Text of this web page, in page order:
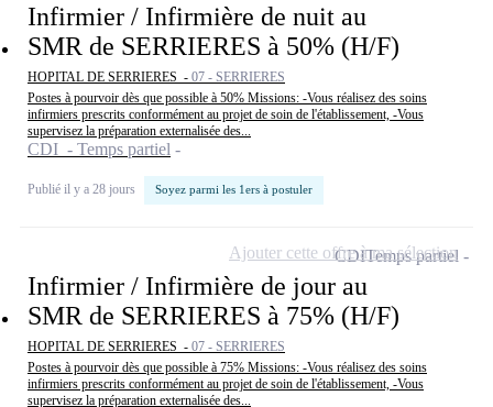
Infirmier / Infirmière de nuit au
SMR de SERRIERES à 50% (H/F)
HOPITAL DE SERRIERES - 07 - SERRIERES
Postes à pourvoir dès que possible à 50% Missions: -Vous réalisez des soins
infirmiers prescrits conformément au projet de soin de l'établissement, -Vous
supervisez la préparation externalisée des...
CDI - Temps partiel
Publié il y a 28 jours Soyez parmi les 1ers à postuler
Infirmier / Infirmière de jour au
SMR de SERRIERES à 75% (H/F)
HOPITAL DE SERRIERES - 07 - SERRIERES
Postes à pourvoir dès que possible à 75% Missions: -Vous réalisez des soins
infirmiers prescrits conformément au projet de soin de l'établissement, -Vous
supervisez la préparation externalisée des...
CDITemps partiel
Ajouter cette offre à ma sélection